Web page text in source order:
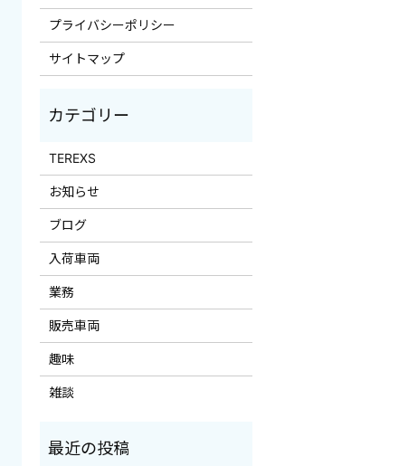
プライバシーポリシー
サイトマップ
TEREXS
お知らせ
ブログ
入荷車両
業務
販売車両
趣味
雑談